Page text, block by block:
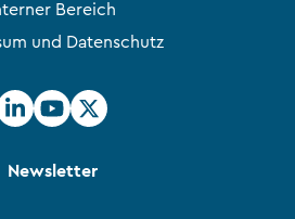
Bereich
und Datenschutz
Newsletter